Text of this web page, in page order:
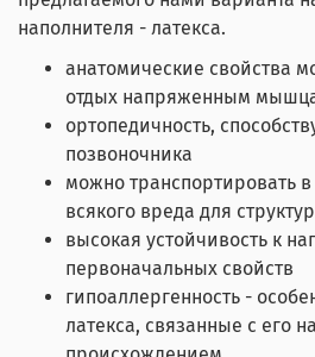
наполнителя - латекса.
анатомические свойства
отдых напряженным
ортопедичность,
позвоночника
можно транспортировать
всякого вреда для
высокая устойчивость к
первоначальных свойств
гипоаллергенность -
латекса, связанные с его